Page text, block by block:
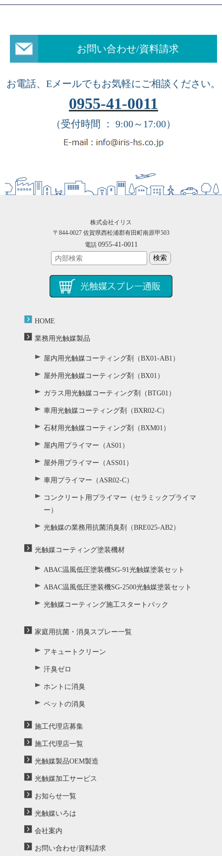
お問い合わせ/資料請求
お電話、Eメールでもお気軽にご相談ください。
0955-41-0011
（受付時間 ： 9:00～17:00）
株式会社イリス
〒844-0027 佐賀県西松浦郡有田町南原甲503
電話 0955-41-0011
HOME
業務用光触媒製品
屋内用光触媒コーティング剤（BX01-AB1）
屋外用光触媒コーティング剤（BX01）
ガラス用光触媒コーティング剤（BTG01）
車用光触媒コーティング剤（BXR02-C）
石材用光触媒コーティング剤（BXM01）
屋内用プライマー（AS01）
屋外用プライマー（ASS01）
車用プライマー（ASR02-C）
コンクリート用プライマー（セラミックプライマ
ー）
光触媒の業務用抗菌消臭剤（BRE025-AB2）
光触媒コーティング塗装機材
ABAC温風低圧塗装機SG-91光触媒塗装セット
ABAC温風低圧塗装機SG-2500光触媒塗装セット
光触媒コーティング施工スタートパック
家庭用抗菌・消臭スプレー一覧
アキュートクリーン
汗臭ゼロ
ホントに消臭
ペットの消臭
施工代理店募集
施工代理店一覧
光触媒製品OEM製造
光触媒加工サービス
お知らせ一覧
光触媒いろは
会社案内
お問い合わせ/資料請求